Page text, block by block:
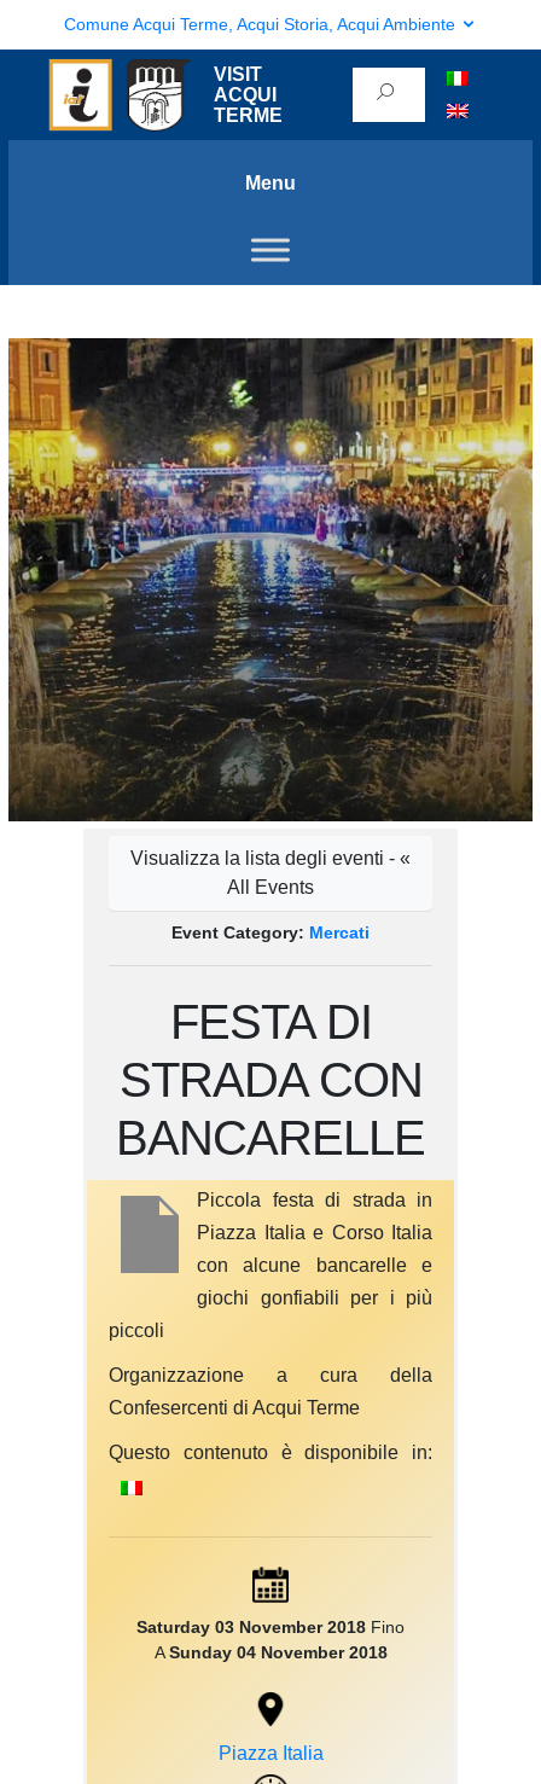
Comune Acqui Terme, Acqui Storia, Acqui Ambiente
VISIT
ACQUI
TERME
Menu
Visualizza la lista degli eventi - «
All Events
Event Category: Mercati
FESTA DI
STRADA CON
BANCARELLE
Piccola festa di strada in
Piazza Italia e Corso Italia
con alcune bancarelle e
giochi gonfiabili per i più
piccoli
Organizzazione a cura della
Confesercenti di Acqui Terme
Questo contenuto è disponibile in:
Saturday 03 November 2018 Fino
ASunday 04 November 2018
Piazza Italia